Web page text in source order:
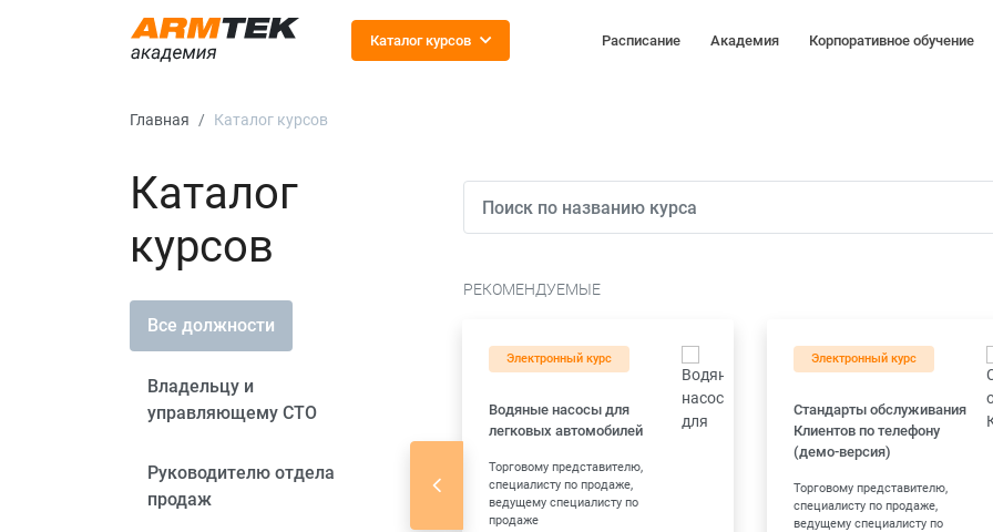
Каталог курсов Расписание Академия Корпоративное обучение
Главная Каталог курсов
Каталог
курсов
Все должности
Владельцу и
управляющему СТО
Руководителю отдела
продаж
РЕКОМЕНДУЕМЫЕ
Выявление и
Презентация
Торговому представителю,
Электронный курс
Водяные насосы для
легковых автомобилей
Торговому представителю,
специалисту по продаже,
ведущему специалисту по
продаже
Электронный курс
Стандарты обслуживания
Клиентов по телефону
(демо-версия)
Торговому представителю,
специалисту по продаже,
ведущему специалисту по